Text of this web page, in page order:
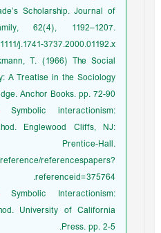
Scholarship. Journal of
62(4), 1192–1207.
j.1741-3737.2000.01192.x.
T. (1966) The Social
A Treatise in the Sociology
Anchor Books. pp. 72-90.
interactionism:
Englewood Cliffs, NJ:
Prentice-Hall.
referencespapers?
referenceid=375764.
Interactionism:
University of California
Press. pp. 2-5.